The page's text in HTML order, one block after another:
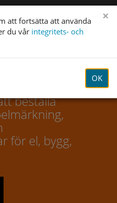
— din
beställa
för el, bygg,
×
att fortsätta att använda
du vår integritets- och
OK